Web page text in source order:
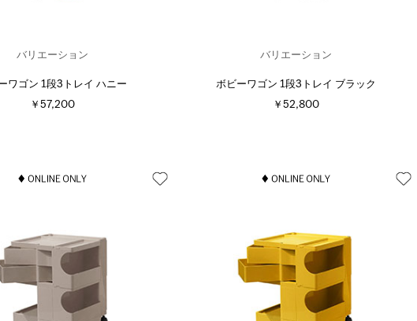
バリエーション
ワゴン 1段3トレイ ハニー
￥57,200
バリエーション
ボビーワゴン 1段3トレイ ブラック
￥52,800